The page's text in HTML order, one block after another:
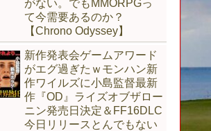
がない。でもMMORPGっ
て今需要あるのか？
【Chrono Odyssey】
新作発表会ゲームアワード
がエグ過ぎたｗモンハン新
作ワイルズに小島監督最新
作『OD』ライズオブザロー
ニン発売日決定＆FF16DLC
今日リリースとんでもない